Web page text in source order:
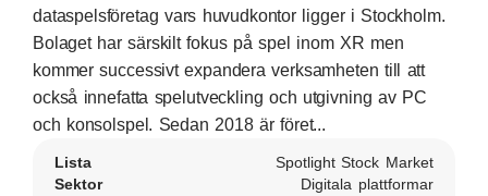
dataspelsföretag vars huvudkontor ligger i Stockholm.
Bolaget har särskilt fokus på spel inom XR men
kommer successivt expandera verksamheten till att
också innefatta spelutveckling och utgivning av PC
och konsolspel. Sedan 2018 är föret...
Lista
Spotlight Stock Market
Sektor
Digitala plattformar